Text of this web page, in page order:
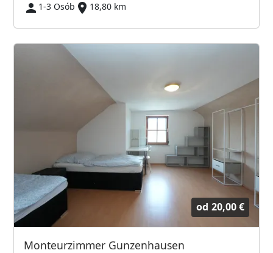
1-3 Osób
18,80 km
od 20,00 €
Monteurzimmer Gunzenhausen